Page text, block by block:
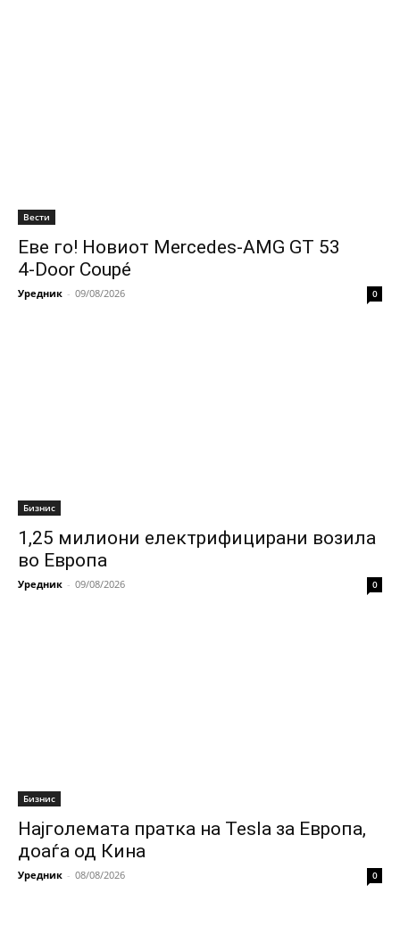
Вести
Еве го! Новиот Mercedes‑AMG GT 53
4‑Door Coupé
Уредник - 09/08/2026 0
Бизнис
1,25 милиони електрифицирани возила
во Европа
Уредник - 09/08/2026 0
Бизнис
Најголемата пратка на Tesla за Европа,
доаѓа од Кина
Уредник - 08/08/2026 0